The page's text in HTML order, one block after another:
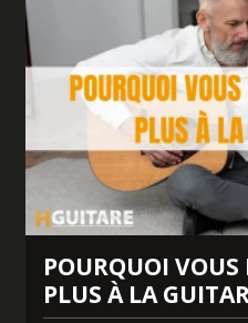
POURQUOI VOUS
PLUS À LA